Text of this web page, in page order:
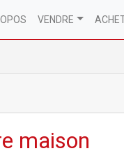
VENDRE
maison